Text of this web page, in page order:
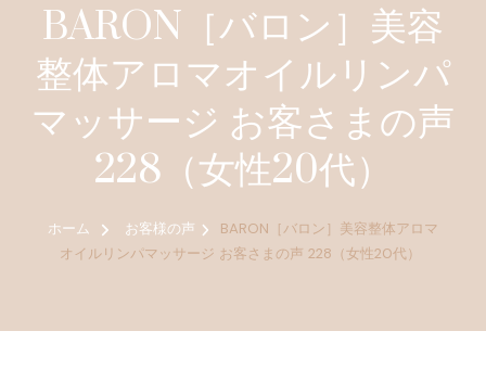
BARON［バロン］美容
整体アロマオイルリンパ
マッサージ お客さまの声
228（女性20代）
ホーム お客様の声
BARON［バロン］美容整体アロマ
オイルリンパマッサージ お客さまの声 228（女性20代）